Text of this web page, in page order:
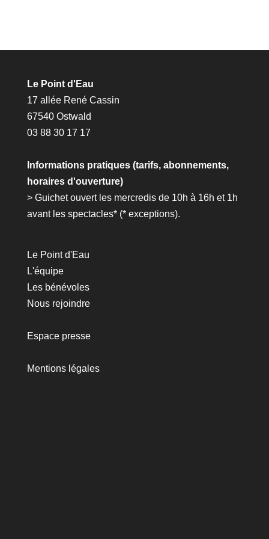
Le Point d'Eau
17 allée René Cassin
67540 Ostwald
03 88 30 17 17
Informations pratiques (tarifs, abonnements,
horaires d'ouverture)
> Guichet ouvert les mercredis de 10h à 16h et 1h
avant les spectacles* (* exceptions).
Le Point d'Eau
L'équipe
Les bénévoles
Nous rejoindre
Espace presse
Mentions légales